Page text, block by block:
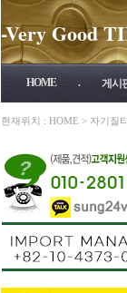
-Very Good
HOME . 게시
현재위치 : HOME > 자기질